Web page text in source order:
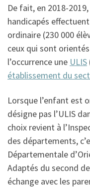
De fait, en 2018-
handicapés
ordinaire (230 000
ceux qui sont
l’occurrence une ULIS
établissement du
Lorsque l’enfant est
désigne pas l’ULIS
choix revient à
des départements,
Départementale
Adaptés du second
échange avec les